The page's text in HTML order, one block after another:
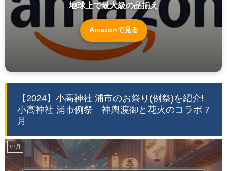
地球上で最大級の品揃え
Amazonで見る
【2024】小高神社 浦市のお祭り(例祭)を紹介!
小高神社 浦市例祭 神輿渡御と花火のコラボ 7
月
07月